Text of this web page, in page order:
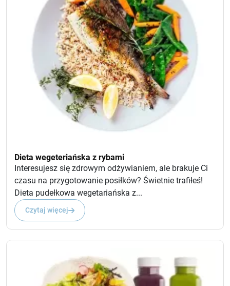
Dieta wegeteriańska z rybami
Interesujesz się zdrowym odżywianiem, ale brakuje Ci
czasu na przygotowanie posiłków? Świetnie trafiłeś!
Dieta pudełkowa wegetariańska z...
Czytaj więcej